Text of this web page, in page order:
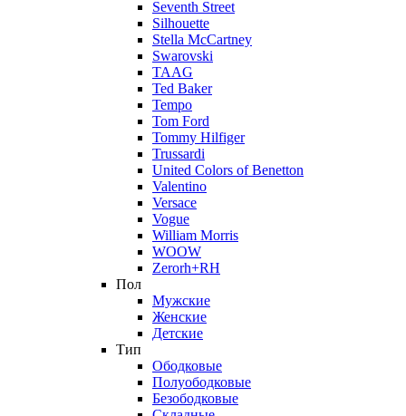
Seventh Street
Silhouette
Stella McCartney
Swarovski
TAAG
Ted Baker
Tempo
Tom Ford
Tommy Hilfiger
Trussardi
United Colors of Benetton
Valentino
Versace
Vogue
William Morris
WOOW
Zerorh+RH
Пол
Мужские
Женские
Детские
Тип
Ободковые
Полуободковые
Безободковые